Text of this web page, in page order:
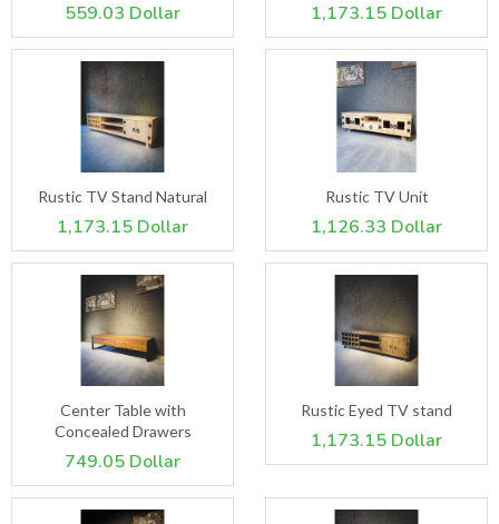
559.03 Dollar 1,173.15 Dollar
Rustic TV Stand Natural
1,173.15 Dollar
Rustic TV Unit
1,126.33 Dollar
Center Table with
Concealed Drawers
749.05 Dollar
Rustic Eyed TV stand
1,173.15 Dollar